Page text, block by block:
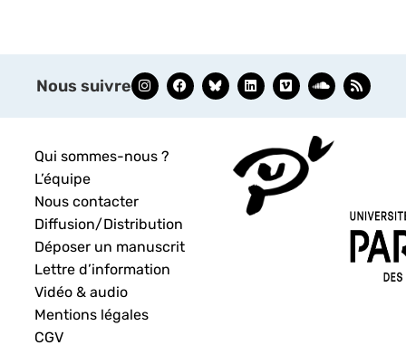
Nous suivre
Qui sommes-nous ?
L’équipe
Nous contacter
Diffusion/Distribution
Déposer un manuscrit
Lettre d’information
Vidéo & audio
Mentions légales
CGV